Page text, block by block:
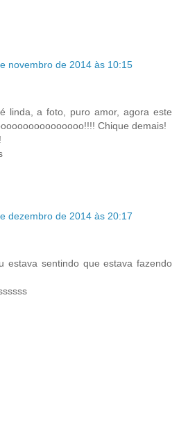
novembro de 2014 às 10:15
linda, a foto, puro amor, agora este
Chique demais!
dezembro de 2014 às 20:17
estava sentindo que estava fazendo